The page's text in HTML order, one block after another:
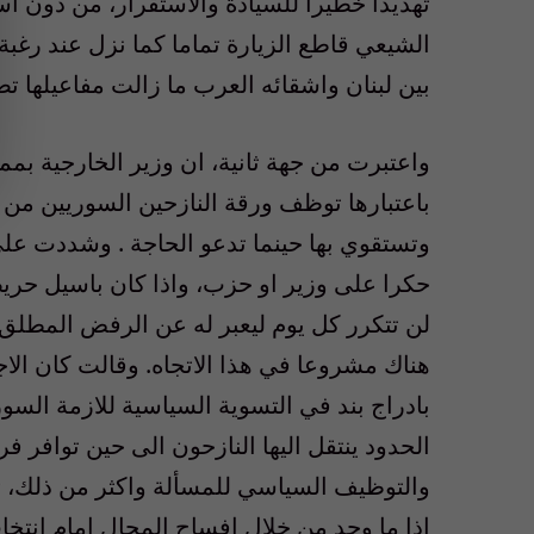
الشيعي قاطع الزيارة تماما كما نزل عند
بين لبنان واشقائه العرب ما زالت مفاعيلها
واعتبرت من جهة ثانية، ان وزير الخارجية
باعتبارها توظف ورقة النازحين السوريين
وتستقوي بها حينما تدعو الحاجة . وشددت
حكرا على وزير او حزب، واذا كان باسيل
لن تتكرر كل يوم ليعبر له عن الرفض
هناك مشروعا في هذا الاتجاه. وقالت كان
بادراج بند في التسوية السياسية للازمة
الحدود ينتقل اليها النازحون الى حين
والتوظيف السياسي للمسألة واكثر من
اذا ما وجد من خلال افساح المجال امام